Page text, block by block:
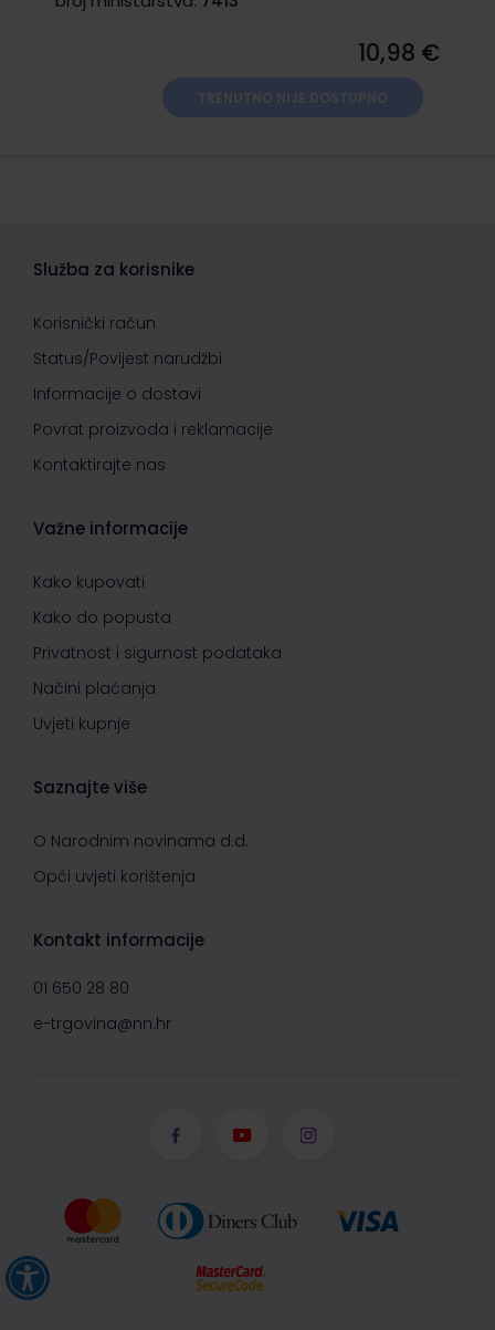
10,98 €
Služba za korisnike
Korisnički račun
Status/Povijest narudžbi
Informacije o dostavi
Povrat proizvoda i reklamacije
Kontaktirajte nas
Važne informacije
Kako kupovati
Kako do popusta
Privatnost i sigurnost podataka
Načini plaćanja
Uvjeti kupnje
Saznajte više
O Narodnim novinama d.d.
Opći uvjeti korištenja
Kontakt informacije
01 650 28 80
e-trgovina@nn.hr